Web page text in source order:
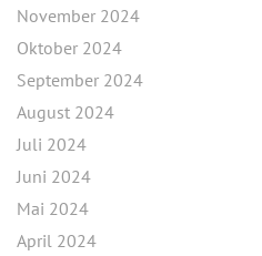
November 2024
Oktober 2024
September 2024
August 2024
Juli 2024
Juni 2024
Mai 2024
April 2024